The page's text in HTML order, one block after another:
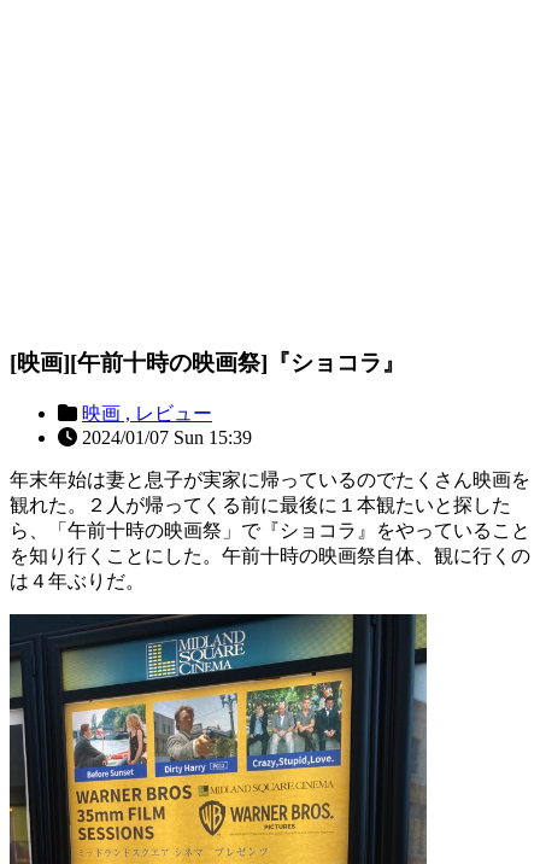
[映画][午前十時の映画祭]『ショコラ』
映画 , レビュー
2024/01/07 Sun 15:39
年末年始は妻と息子が実家に帰っているのでたくさん映画を
観れた。２人が帰ってくる前に最後に１本観たいと探した
ら、「午前十時の映画祭」で『ショコラ』をやっていること
を知り行くことにした。午前十時の映画祭自体、観に行くの
は４年ぶりだ。